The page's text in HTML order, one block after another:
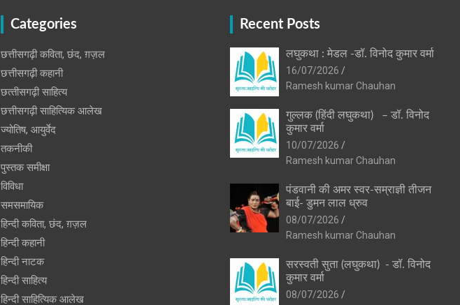
Categories
छत्तीसगढ़ी कविता, छंद, ग़ज़ल
छत्तीसगढ़ी कहानी
छत्‍तीसगढ़ी साहित्‍य
छत्तीसगढ़ी साहित्यिक आलेख
ज्योतिष, आयुर्वेद
तकनीकी
पुस्‍तक समीक्षा
विविधा
समसमायिक
हिन्दी कविता, छंद, ग़ज़ल
हिन्दी कहानी
हिन्‍दी नाटक
हिन्दी साहित्य
हिन्दी साहित्यिक आलेख
Recent Posts
लघुकथा : मेडल -डॉ. विनोद कुमार वर्मा
16/07/2026
Ramesh kumar Chauhan
गुल्लक (हिंदी लघुकथा) – डॉ. विनोद
कुमार वर्मा
10/07/2026
Ramesh kumar Chauhan
पंडवानी की अमर स्वर-सम्राज्ञी तीजन
बाई- डुमन लाल ध्रुव
08/07/2026
Ramesh kumar Chauhan
सरस्वती सुता (लघुकथा) ​- डॉ. विनोद
कुमार वर्मा
08/07/2026